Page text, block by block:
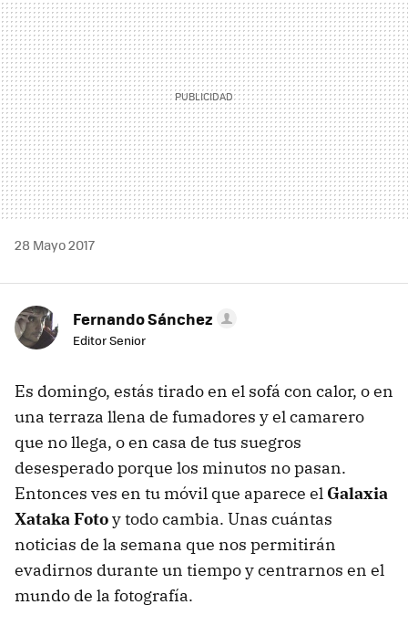
28 Mayo 2017
Fernando Sánchez
Editor Senior
Es domingo, estás tirado en el sofá con calor, o en
una terraza llena de fumadores y el camarero
que no llega, o en casa de tus suegros
desesperado porque los minutos no pasan.
Entonces ves en tu móvil que aparece el Galaxia
Xataka Fotoy todo cambia. Unas cuántas
noticias de la semana que nos permitirán
evadirnos durante un tiempo y centrarnos en el
mundo de la fotografía.